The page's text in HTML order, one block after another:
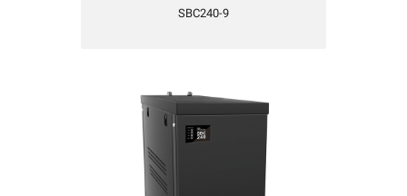
SBC240-9
SBC240MM کابینت باتری
کابینت باتری 240 ولت
طراحی شده بصورت Small Footprint
دارای شارژر داخلی سازگار یو پی اس
دارای حفاظتهای کامل الکتریکی